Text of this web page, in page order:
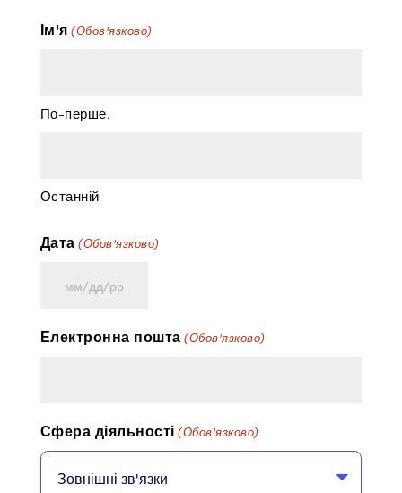
Ім'я (Обов'язково)
По-перше.
Останній
Дата (Обов'язково)
ММ
риска
ГГГГ
Електронна пошта (Обов'язково)
Сфера діяльності (Обов'язково)